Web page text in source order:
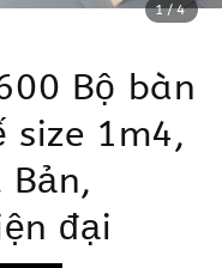
1/4
Bộ bàn
size 1m4,
đại